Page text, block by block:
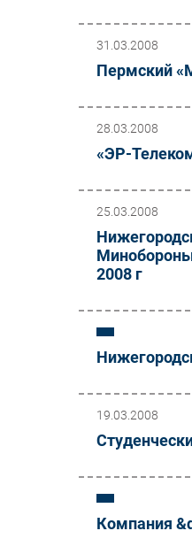
31.03.2008
Пермский
28.03.2008
«ЭР-
25.03.2008
Минобороны
2008 г
19.03.2008
Компания